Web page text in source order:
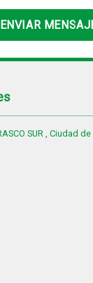
ENVIAR
SUR , Ciudad